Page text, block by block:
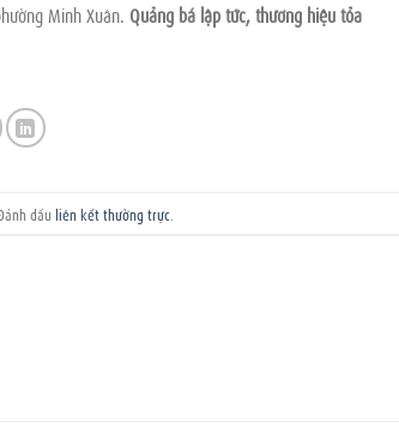
Minh Xuân. Quảng bá lập tức, thương hiệu tỏa
Đánh dấuliên kết thường trực